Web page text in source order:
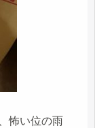
怖い位の雨